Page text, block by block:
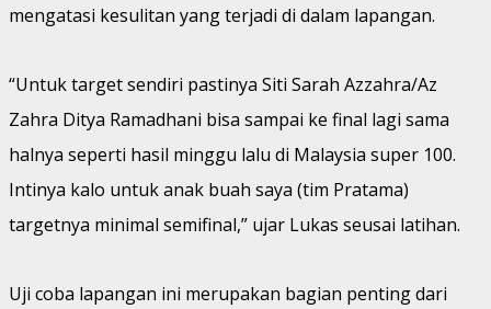
mengatasi kesulitan yang terjadi di dalam lapangan.
“Untuk target sendiri pastinya Siti Sarah Azzahra/Az
Zahra Ditya Ramadhani bisa sampai ke final lagi sama
halnya seperti hasil minggu lalu di Malaysia super 100.
Intinya kalo untuk anak buah saya (tim Pratama)
targetnya minimal semifinal,” ujar Lukas seusai latihan.
Uji coba lapangan ini merupakan bagian penting dari